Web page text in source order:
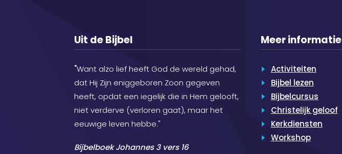
Uit de Bijbel
"Want alzo lief heeft God de wereld gehad,
dat Hij Zijn eniggeboren Zoon gegeven
heeft, opdat een iegelijk die in Hem gelooft,
niet verderve (verloren gaat), maar het
eeuwige leven hebbe."
Bijbelboek Johannes 3 vers 16
Meer informatie
Activiteiten
Bijbel lezen
Bijbelcursus
Christelijk geloof
Kerkdiensten
Workshop